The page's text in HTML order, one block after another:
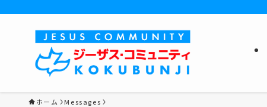
ホーム Messages